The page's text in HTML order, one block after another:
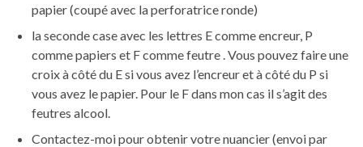
papier (coupé avec la perforatrice ronde)
la seconde case avec les lettres E comme encreur, P
comme papiers et F comme feutre . Vous pouvez faire une
croix à côté du E si vous avez l’encreur et à côté du P si
vous avez le papier. Pour le F dans mon cas il s’agit des
feutres alcool.
Contactez-moi pour obtenir votre nuancier (envoi par